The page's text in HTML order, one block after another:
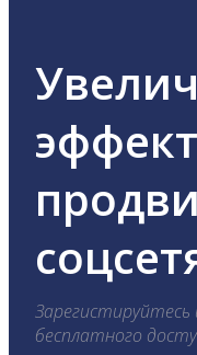
бесплатного